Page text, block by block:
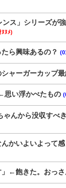
ンス」シリーズが
ﾇﾇﾒ)
ら興味あるの？
シャーガーカップ
思い浮かべたもの
ゃんから没収すべ
んかいよいよって
」←飽きた。おっさ